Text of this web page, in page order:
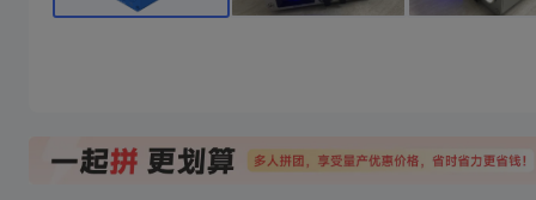
￥10.89/件 ￥15.78/件